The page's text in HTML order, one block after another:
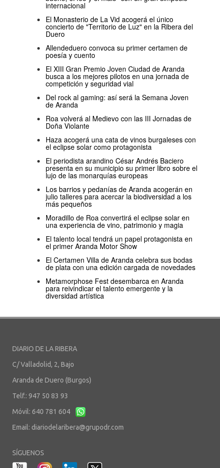
internacional
El Monasterio de La Vid acogerá el único
concierto de "Territorio de Luz" en la Ribera del
Duero
Allendeduero convoca su primer certamen de
poesía y cuento
El XIII Gran Premio Joven Ciudad de Aranda
busca a los mejores pilotos en una jornada de
competición y seguridad vial
Del rock al gaming: así será la Semana Joven
de Aranda
Roa volverá al Medievo con las III Jornadas de
Doña Violante
Haza acogerá una cata de vinos burgaleses con
el eclipse solar como protagonista
El periodista arandino César Andrés Baciero
presenta en su municipio su primer libro sobre el
lujo de las monarquías europeas
Los barrios y pedanías de Aranda acogerán en
julio talleres para acercar la biodiversidad a los
más pequeños
Moradillo de Roa convertirá el eclipse solar en
una experiencia de vino, patrimonio y magia
El talento local tendrá un papel protagonista en
el primer Aranda Motor Show
El Certamen Villa de Aranda celebra sus bodas
de plata con una edición cargada de novedades
Metamorphose Fest desembarca en Aranda
para reivindicar el talento emergente y la
diversidad artística
DIARIO DE LA RIBERA
C/ Valladolid, 2, Bajo
Aranda de Duero (Burgos)
Telf.: 947 50 83 93
Móvil: 640 781 604
Email: diariodelaribera@grupodr.com
SÍGUENOS